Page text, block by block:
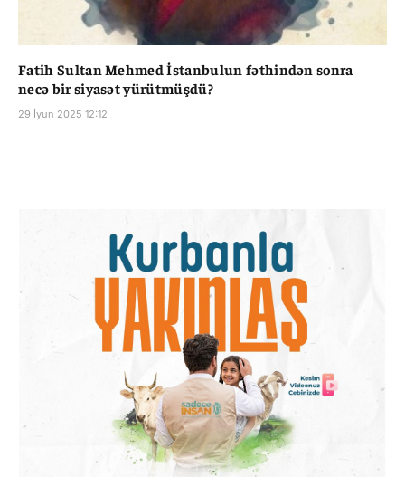
Fatih Sultan Mehmed İstanbulun fəthindən sonra
necə bir siyasət yürütmüşdü?
29 İyun 2025 12:12